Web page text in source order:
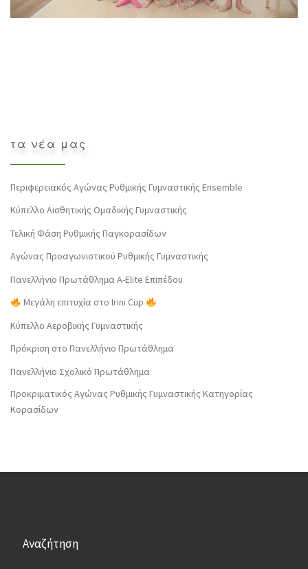
τα νέα μας
Περιφερειακός Αγώνας Ρυθμικής Γυμναστικής Ensemble
Κύπελλο Αισθητικής Ομαδικής Γυμναστικής
Τελική Φάση Ρυθμικής Παγκορασίδων
Αγώνας Προαγωνιστικού Ρυθμικής Γυμναστικής
Πανελλήνιο Πρωτάθλημα Α-Elite Επιπέδου
Μεγάλη επιτυχία στο Irini Cup
Κύπελλο Αεροβικής Γυμναστικής
Πρόκριση στο Πανελλήνιο Πρωτάθλημα
Πανελλήνιο Σχολικό Πρωτάθλημα
Προκριματικός Αγώνας Ρυθμικής Γυμναστικής Κατηγορίας
Κορασίδων
Αναζήτηση